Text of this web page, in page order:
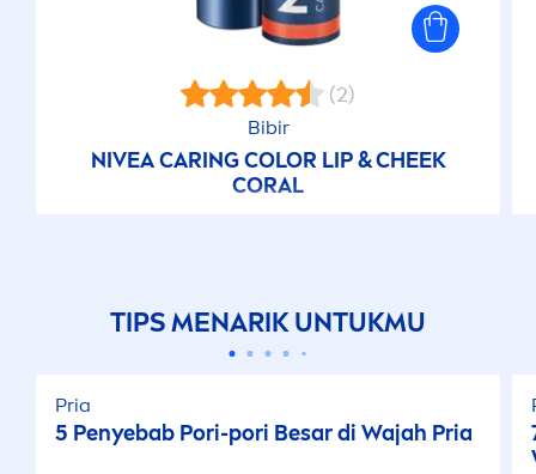
(2)
Bibir
NIVEACARINGCOLOR LIP& CHEEK
CORAL
TIPSMENARIK UNTUKMU
Pria
5 Penyebab Pori-pori Besar di Wajah Pria